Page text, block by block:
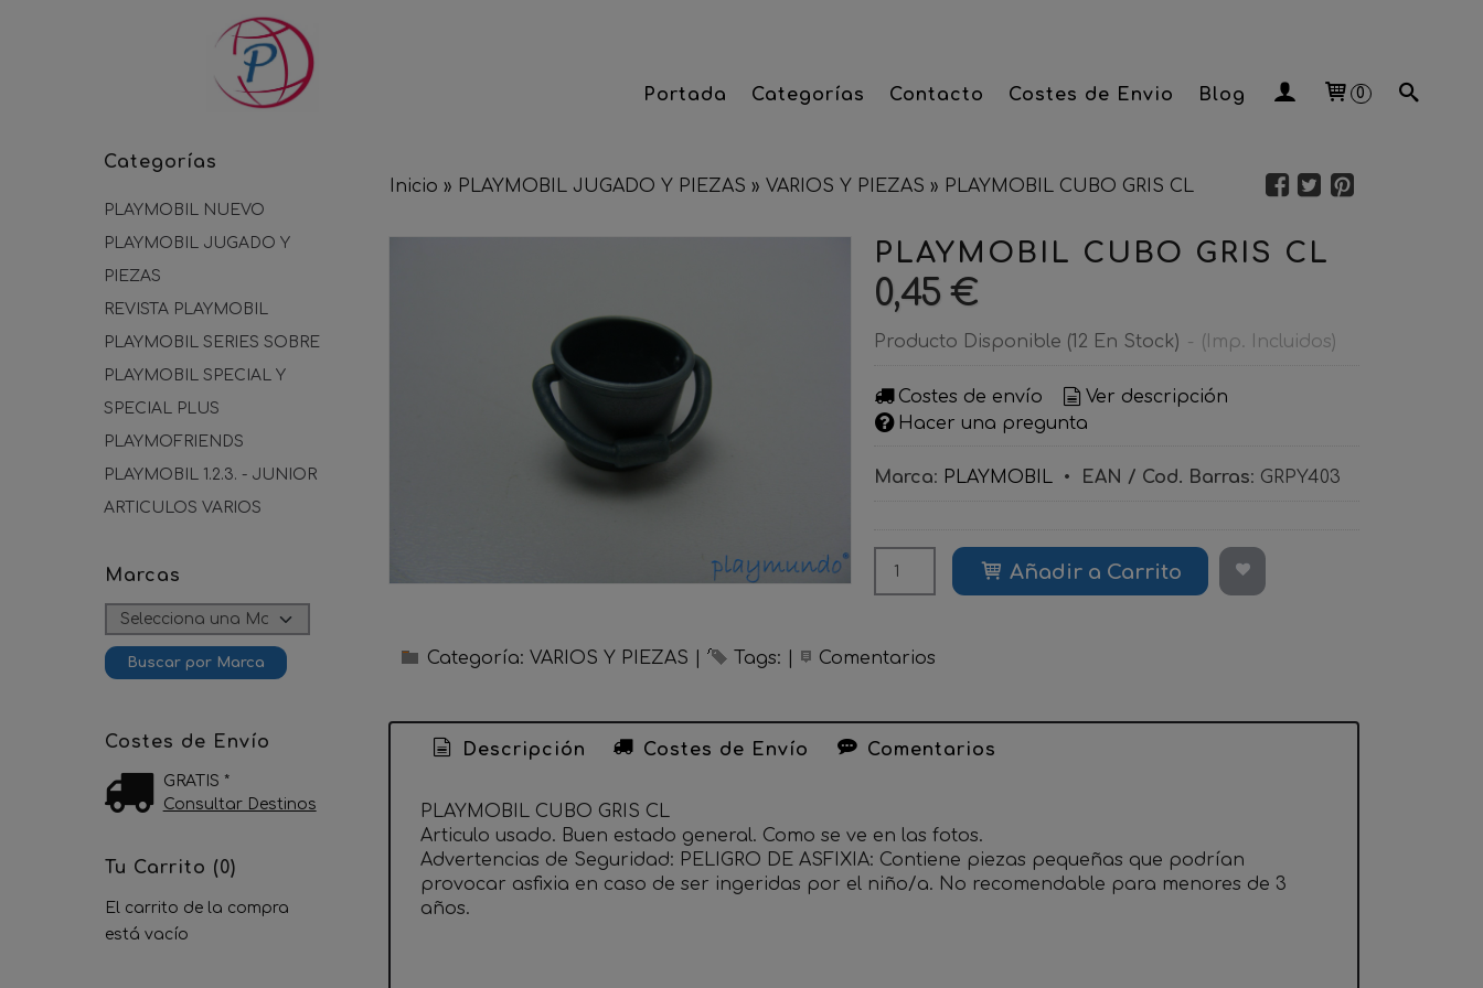
Portada Categorías Contacto Costes de Envio Blog 0
Categorías
PLAYMOBIL NUEVO
PLAYMOBIL JUGADO Y
PIEZAS
REVISTA PLAYMOBIL
PLAYMOBIL SERIES SOBRE
PLAYMOBIL SPECIAL Y
SPECIAL PLUS
PLAYMOFRIENDS
PLAYMOBIL 1.2.3. - JUNIOR
ARTICULOS VARIOS
Marcas
Costes de Envío
GRATIS *
Consultar Destinos
Tu Carrito (0)
El carrito de la compra
está vacío
Inicio » PLAYMOBIL JUGADO Y PIEZAS » VARIOS Y PIEZAS » PLAYMOBIL CUBO GRIS CL
PLAYMOBIL CUBO GRIS CL
0,45 €
Producto Disponible (12 En Stock) - (Imp. Incluidos)
Costes de envío
Ver descripción
Hacer una pregunta
Marca: PLAYMOBIL • EAN / Cod. Barras: GRPY403
Añadir a Carrito
Categoría: VARIOS Y PIEZAS Tags: Comentarios
Descripción Costes de Envío Comentarios
PLAYMOBIL CUBO GRIS CL
Articulo usado. Buen estado general. Como se ve en las fotos.
Advertencias de Seguridad: PELIGRO DE ASFIXIA: Contiene piezas pequeñas que podrían
provocar asfixia en caso de ser ingeridas por el niño/a. No recomendable para menores de 3
años.